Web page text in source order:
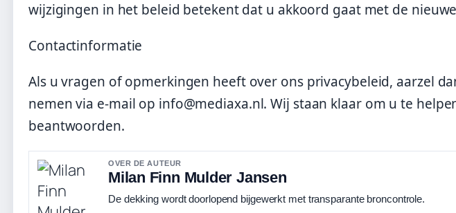
wijzigingen in het beleid betekent dat u akkoord gaat met de
Contactinformatie
Als u vragen of opmerkingen heeft over ons privacybeleid, aarzel
nemen via e-mail op info@mediaxa.nl. Wij staan klaar om u te
beantwoorden.
OVER DE AUTEUR
Milan Finn Mulder Jansen
De dekking wordt doorlopend bijgewerkt met transparante broncontrole.